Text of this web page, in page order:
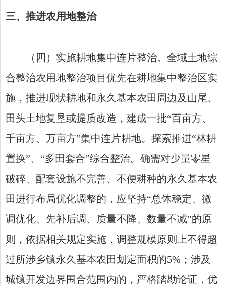
三、推进农用地整治
（四）实施耕地集中连片整治。全域土地综
合整治农用地整治项目优先在耕地集中整治区实
施，推进现状耕地和永久基本农田周边及山尾、
田头土地复垦或提质改造，建成一批“百亩方、
千亩方、万亩方”集中连片耕地。探索推进“林耕
置换”、“多田套合”综合整治。确需对少量零星
破碎、配套设施不完善、不便耕种的永久基本农
田进行布局优化调整的，应坚持“总体稳定、微
调优化、先补后调、质量不降、数量不减”的原
则，依据相关规定实施，调整规模原则上不得超
过所涉乡镇永久基本农田划定面积的5%；涉及
城镇开发边界围合范围内的，严格踏勘论证，优